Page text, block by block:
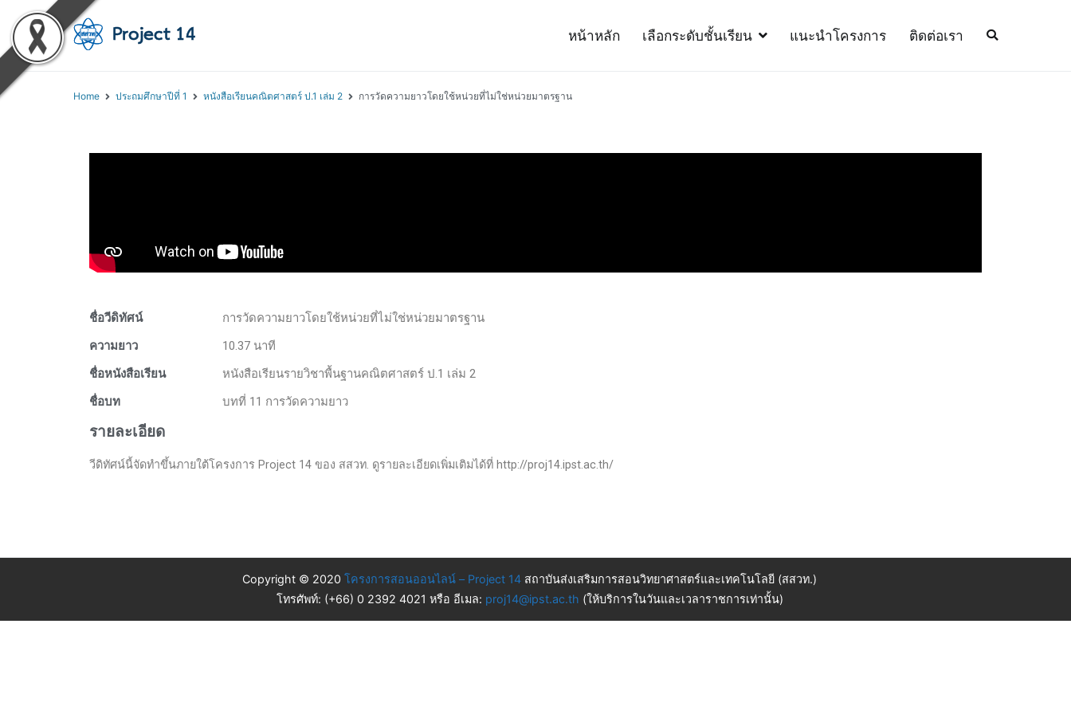
หน้าหลัก เลือกระดับชั้นเรียน แนะนำโครงการ ติดต่อเรา
Home ประถมศึกษาปีที่ 1 หนังสือเรียนคณิตศาสตร์ ป.1 เล่ม 2 การวัดความยาวโดยใช้หน่วยที่ไม่ใช่หน่วยมาตรฐาน
ชื่อวีดิทัศน์
การวัดความยาวโดยใช้หน่วยที่ไม่ใช่หน่วยมาตรฐาน
ความยาว
10.37 นาที
ชื่อหนังสือเรียน
หนังสือเรียนรายวิชาพื้นฐานคณิตศาสตร์ ป.1 เล่ม 2
ชื่อบท
บทที่ 11 การวัดความยาว
รายละเอียด
วีดิทัศน์นี้จัดทำขึ้นภายใต้โครงการ Project 14 ของ สสวท. ดูรายละเอียดเพิ่มเติมได้ที่ http://proj14.ipst.ac.th/
Copyright © 2020 โครงการสอนออนไลน์ – Project 14 สถาบันส่งเสริมการสอนวิทยาศาสตร์และเทคโนโลยี (สสวท.)
โทรศัพท์: (+66) 0 2392 4021 หรือ อีเมล: proj14@ipst.ac.th (ให้บริการในวันและเวลาราชการเท่านั้น)